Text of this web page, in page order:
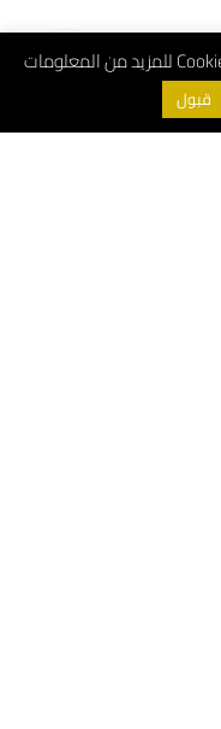
هذا الموقع يستخدم ملف تعريف الارتباط Cookie للمزيد من المعلومات
قبول